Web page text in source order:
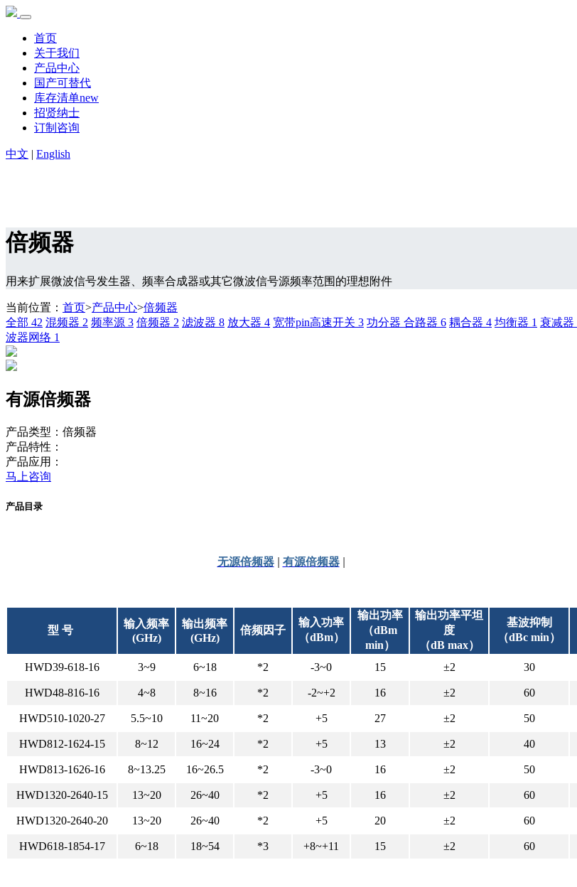
首页
关于我们
产品中心
国产可替代
库存清单new
招贤纳士
订制咨询
中文 | English
倍频器
用来扩展微波信号发生器、频率合成器或其它微波信号源频率范围的理想附件
当前位置： 首页>产品中心>倍频器
全部 42 混频器 2 频率源 3 倍频器 2 滤波器 8 放大器 4 宽带pin高速开关 3 功分器 合路器 6 耦合器 4 均衡器 1 衰减器
波器网络 1
有源倍频器
产品类型：倍频器
产品特性：
产品应用：
马上咨询
产品目录
无源倍频器| 有源倍频器|
型 号
输入频率
(GHz)
输出频率
(GHz)
倍频因子
输入功率
（dBm）
输出功率
（dBm
min）
输出功率平坦
度
（dB max）
基波抑制
（dBc min）
HWD39-618-16 3~9 6~18 *2 -3~0 15 ±2 30
HWD48-816-16 4~8 8~16 *2 -2~+2 16 ±2 60
HWD510-1020-27 5.5~10 11~20 *2 +5 27 ±2 50
HWD812-1624-15 8~12 16~24 *2 +5 13 ±2 40
HWD813-1626-16 8~13.25 16~26.5 *2 -3~0 16 ±2 50
HWD1320-2640-15 13~20 26~40 *2 +5 16 ±2 60
HWD1320-2640-20 13~20 26~40 *2 +5 20 ±2 60
HWD618-1854-17 6~18 18~54 *3 +8~+11 15 ±2 60